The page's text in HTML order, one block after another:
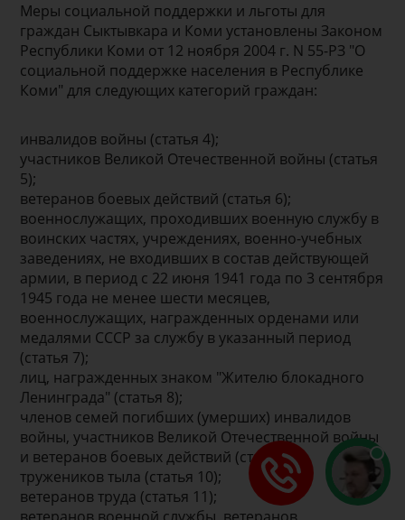
Меры социальной поддержки и льготы для
граждан Сыктывкара и Коми установлены Законом
Республики Коми от 12 ноября 2004 г. N 55-РЗ "О
социальной поддержке населения в Республике
Коми" для следующих категорий граждан:
инвалидов войны (статья 4);
участников Великой Отечественной войны (статья
5);
ветеранов боевых действий (статья 6);
военнослужащих, проходивших военную службу в
воинских частях, учреждениях, военно-учебных
заведениях, не входивших в состав действующей
армии, в период с 22 июня 1941 года по 3 сентября
1945 года не менее шести месяцев,
военнослужащих, награжденных орденами или
медалями СССР за службу в указанный период
(статья 7);
лиц, награжденных знаком "Жителю блокадного
Ленинграда" (статья 8);
членов семей погибших (умерших) инвалидов
войны, участников Великой Отечественной войны
и ветеранов боевых действий (статья 9);
тружеников тыла (статья 10);
ветеранов труда (статья 11);